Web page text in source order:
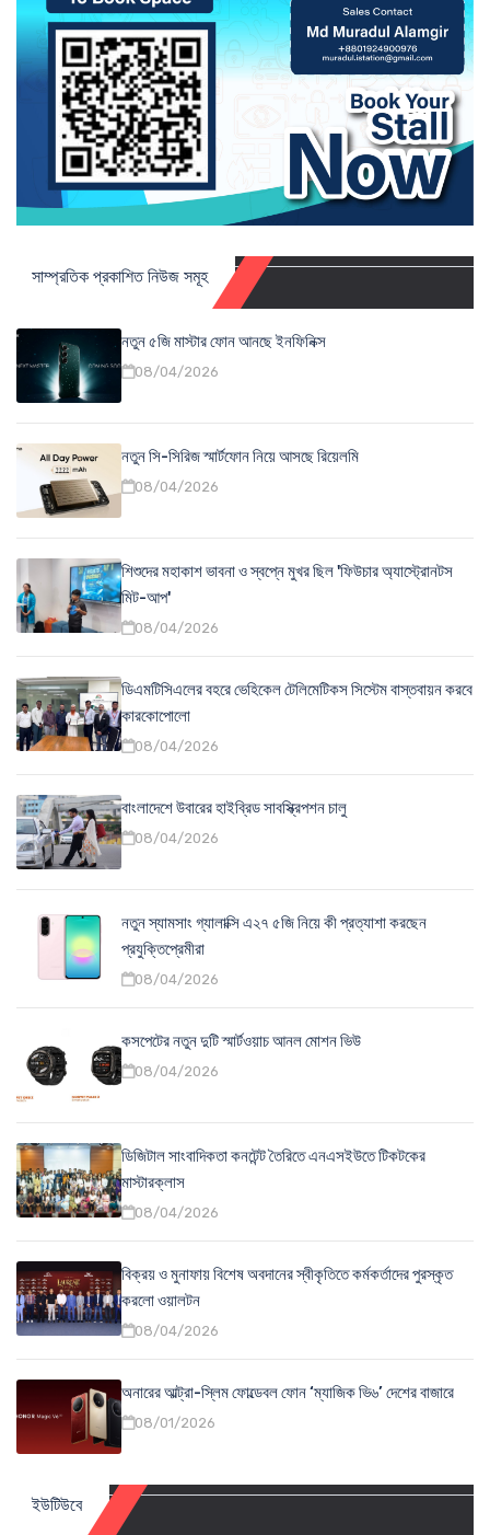
সাম্প্রতিক প্রকাশিত নিউজ সমূহ
নতুন ৫জি মাস্টার ফোন আনছে ইনফিনিক্স
08/04/2026
নতুন সি-সিরিজ স্মার্টফোন নিয়ে আসছে রিয়েলমি
08/04/2026
শিশুদের মহাকাশ ভাবনা ও স্বপ্নে মুখর ছিল 'ফিউচার অ্যাস্ট্রোনটস
মিট-আপ'
08/04/2026
ডিএমটিসিএলের বহরে ভেহিকেল টেলিমেটিকস সিস্টেম বাস্তবায়ন করবে
কারকোপোলো
08/04/2026
বাংলাদেশে উবারের হাইব্রিড সাবস্ক্রিপশন চালু
08/04/2026
নতুন স্যামসাং গ্যালাক্সি এ২৭ ৫জি নিয়ে কী প্রত্যাশা করছেন
প্রযুক্তিপ্রেমীরা
08/04/2026
কসপেটের নতুন দুটি স্মার্টওয়াচ আনল মোশন ভিউ
08/04/2026
ডিজিটাল সাংবাদিকতা কনটেন্ট তৈরিতে এনএসইউতে টিকটকের
মাস্টারক্লাস
08/04/2026
বিক্রয় ও মুনাফায় বিশেষ অবদানের স্বীকৃতিতে কর্মকর্তাদের পুরস্কৃত
করলো ওয়ালটন
08/04/2026
অনারের আল্ট্রা-স্লিম ফোল্ডেবল ফোন ‘ম্যাজিক ভি৬’ দেশের বাজারে
08/01/2026
ইউটিউবে